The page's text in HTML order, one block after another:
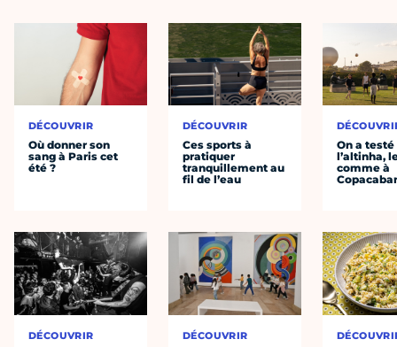
DÉCOUVRIR
Où donner son
sang à Paris cet
été ?
DÉCOUVRIR
DÉCOUVRIR
Ces sports à
pratiquer
tranquillement au
fil de l’eau
DÉCOUVRIR
On a testé
l’altinha,
comme à